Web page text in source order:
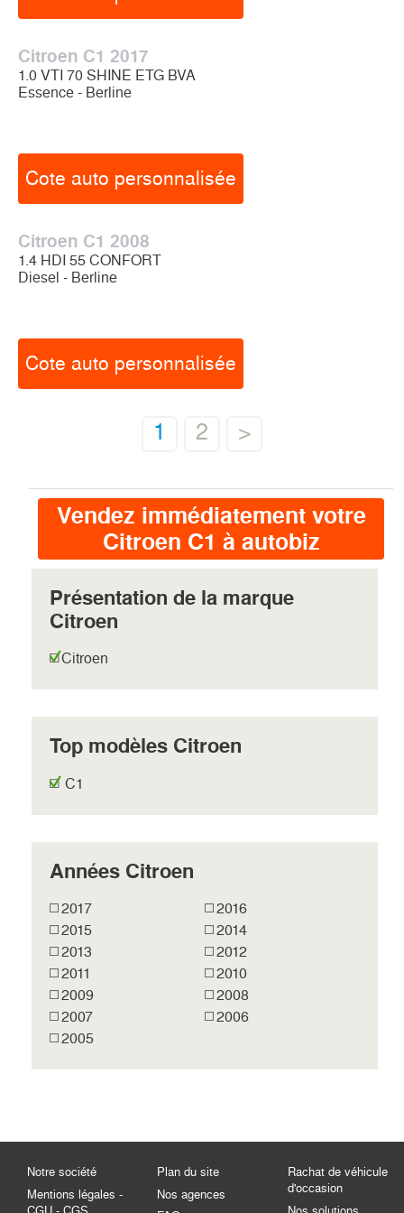
Citroen C1 2017
1.0 VTI 70 SHINE ETG BVA
Essence - Berline
Cote auto personnalisée
Citroen C1 2008
1.4 HDI 55 CONFORT
Diesel - Berline
Cote auto personnalisée
1 2 >
Vendez immédiatement votre
Citroen C1 à autobiz
Présentation de la marque
Citroen
Citroen
Top modèles Citroen
C1
Années Citroen
2017
2016
2015
2014
2013
2012
2011
2010
2009
2008
2007
2006
2005
Notre société
Mentions légales -
CGU - CGS
Plan du site
Nos agences
Rachat de véhicule
d'occasion
Nos solutions